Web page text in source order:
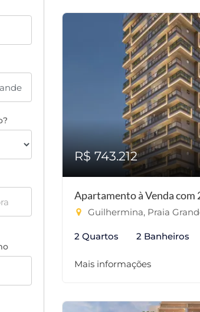
R$ 743.212
Apartamento à Venda com
Guilhermina, Praia
2 Quartos 2 Banheiros
Mais informações